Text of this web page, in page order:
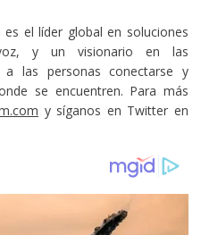
es el líder global en soluciones
y un visionario en las
a las personas conectarse y
se encuentren. Para más
y síganos en Twitter en